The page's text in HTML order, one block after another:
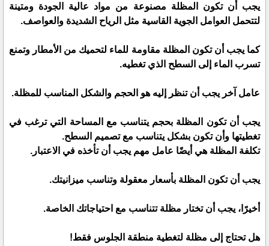
يجب أن تكون المظلة مصنوعة من مواد عالية الجودة ومتينة
لتتحمل العوامل الجوية القاسية مثل الرياح الشديدة والعواصف.
كما يجب أن تكون المظلة مقاومة للماء لتحميك من الأمطار وتمنع
تسرب الماء إلى السطح الذي تغطيه.
عامل آخر يجب أن تنظر إليه هو الحجم والشكل المناسب للمظلة.
يجب أن تكون المظلة بحجم يتناسب مع المساحة التي ترغب في
تغطيتها وأن تكون بشكل يتناسب مع تصميم السطح.
تكلفة المظلة هي أيضًا عامل مهم يجب أن تأخذه في الاعتبار.
يجب أن تكون المظلة بأسعار معقولة وتناسب ميزانيتك.
أخيرًا، يجب أن تختار مظلة تتناسب مع احتياجاتك الخاصة.
هل تحتاج إلى مظلة لتغطية منطقة الجلوس فقط!